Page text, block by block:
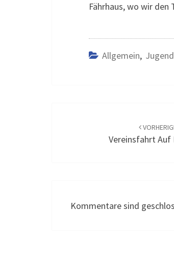
Fährhaus, wo wir
Allgemein, Jugend
Vereinsfahrt Auf
Kommentare sind